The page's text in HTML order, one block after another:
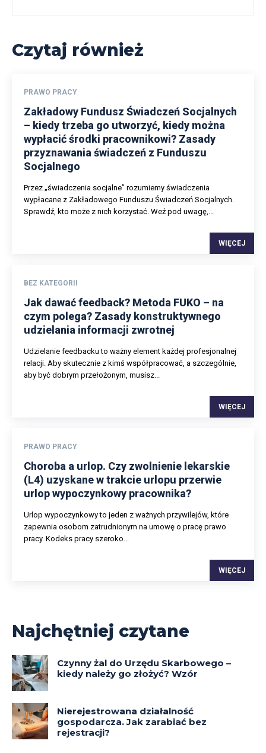
Czytaj również
PRAWO PRACY
Zakładowy Fundusz Świadczeń Socjalnych
– kiedy trzeba go utworzyć, kiedy można
wypłacić środki pracownikowi? Zasady
przyznawania świadczeń z Funduszu
Socjalnego
Przez „świadczenia socjalne” rozumiemy świadczenia
wypłacane z Zakładowego Funduszu Świadczeń Socjalnych.
Sprawdź, kto może z nich korzystać. Weź pod uwagę,...
WIĘCEJ
BEZ KATEGORII
Jak dawać feedback? Metoda FUKO – na
czym polega? Zasady konstruktywnego
udzielania informacji zwrotnej
Udzielanie feedbacku to ważny element każdej profesjonalnej
relacji. Aby skutecznie z kimś współpracować, a szczególnie,
aby być dobrym przełożonym, musisz...
WIĘCEJ
PRAWO PRACY
Choroba a urlop. Czy zwolnienie lekarskie
(L4) uzyskane w trakcie urlopu przerwie
urlop wypoczynkowy pracownika?
Urlop wypoczynkowy to jeden z ważnych przywilejów, które
zapewnia osobom zatrudnionym na umowę o pracę prawo
pracy. Kodeks pracy szeroko...
WIĘCEJ
Najchętniej czytane
Czynny żal do Urzędu Skarbowego –
kiedy należy go złożyć? Wzór
Nierejestrowana działalność
gospodarcza. Jak zarabiać bez
rejestracji?